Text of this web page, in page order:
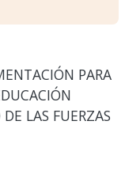
PARA
LAS FUERZAS